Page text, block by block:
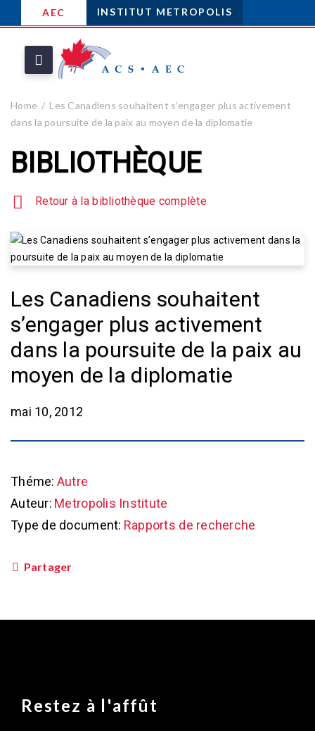
AEC INSTITUT METROPOLIS
Home
Les Canadiens souhaitent s’engager plus activement
dans la poursuite de la paix au moyen de la diplomatie
BIBLIOTHÈQUE
Retour à la bibliothèque complète
Les Canadiens souhaitent
s’engager plus activement
dans la poursuite de la paix au
moyen de la diplomatie
mai 10, 2012
Théme: Autre
Auteur: Metropolis Institute
Type de document: Rapports de recherche
Partager
Restez à l'affût